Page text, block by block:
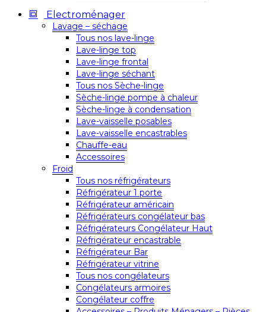
Electroménager
Lavage – séchage
Tous nos lave-linge
Lave-linge top
Lave-linge frontal
Lave-linge séchant
Tous nos Sèche-linge
Sèche-linge pompe à chaleur
Sèche-linge à condensation
Lave-vaisselle posables
Lave-vaisselle encastrables
Chauffe-eau
Accessoires
Froid
Tous nos réfrigérateurs
Réfrigérateur 1 porte
Réfrigérateur américain
Réfrigérateurs congélateur bas
Réfrigérateurs Congélateur Haut
Réfrigérateur encastrable
Réfrigérateur Bar
Réfrigérateur vitrine
Tous nos congélateurs
Congélateurs armoires
Congélateur coffre